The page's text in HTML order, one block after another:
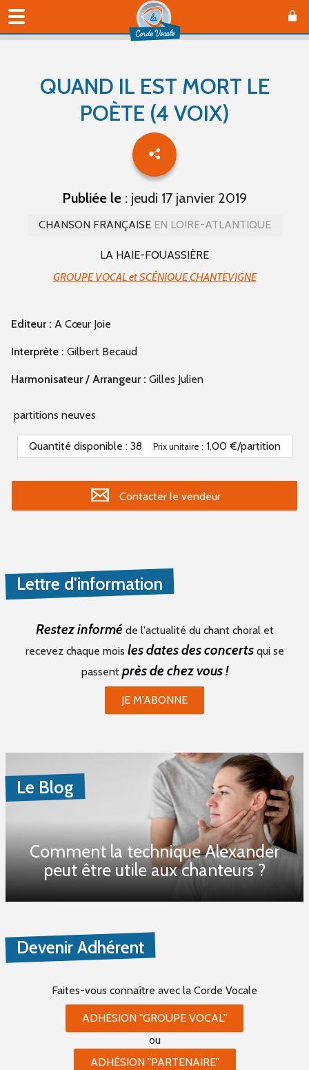
QUAND IL EST MORT LE
POÈTE (4 VOIX)
Publiée le : jeudi 17 janvier 2019
CHANSON FRANÇAISEEN LOIRE-ATLANTIQUE
LA HAIE-FOUASSIÈRE
GROUPE VOCAL et SCÉNIQUE CHANTEVIGNE
Editeur : A Cœur Joie
Interprète : Gilbert Becaud
Harmonisateur / Arrangeur : Gilles Julien
partitions neuves
Quantité disponible : 38 Prix unitaire : 1,00 €/partition
Contacter le vendeur
Lettre d'information
Restez informé de l'actualité du chant choral et
recevez chaque mois les dates des concertsqui se
passent près de chez vous !
JE M'ABONNE
Le Blog
Comment la technique Alexander
peut être utile aux chanteurs ?
Devenir Adhérent
Faites-vous connaître avec la Corde Vocale
ADHÉSION "GROUPE VOCAL"
ou
ADHÉSION "PARTENAIRE"